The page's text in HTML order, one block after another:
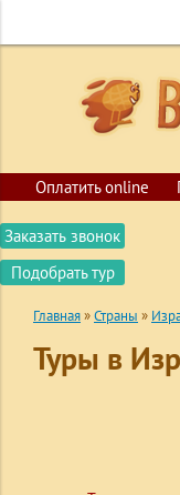
Оплатить online
Заказать звонок
Подобрать тур
Главная»Страны »
Туры в